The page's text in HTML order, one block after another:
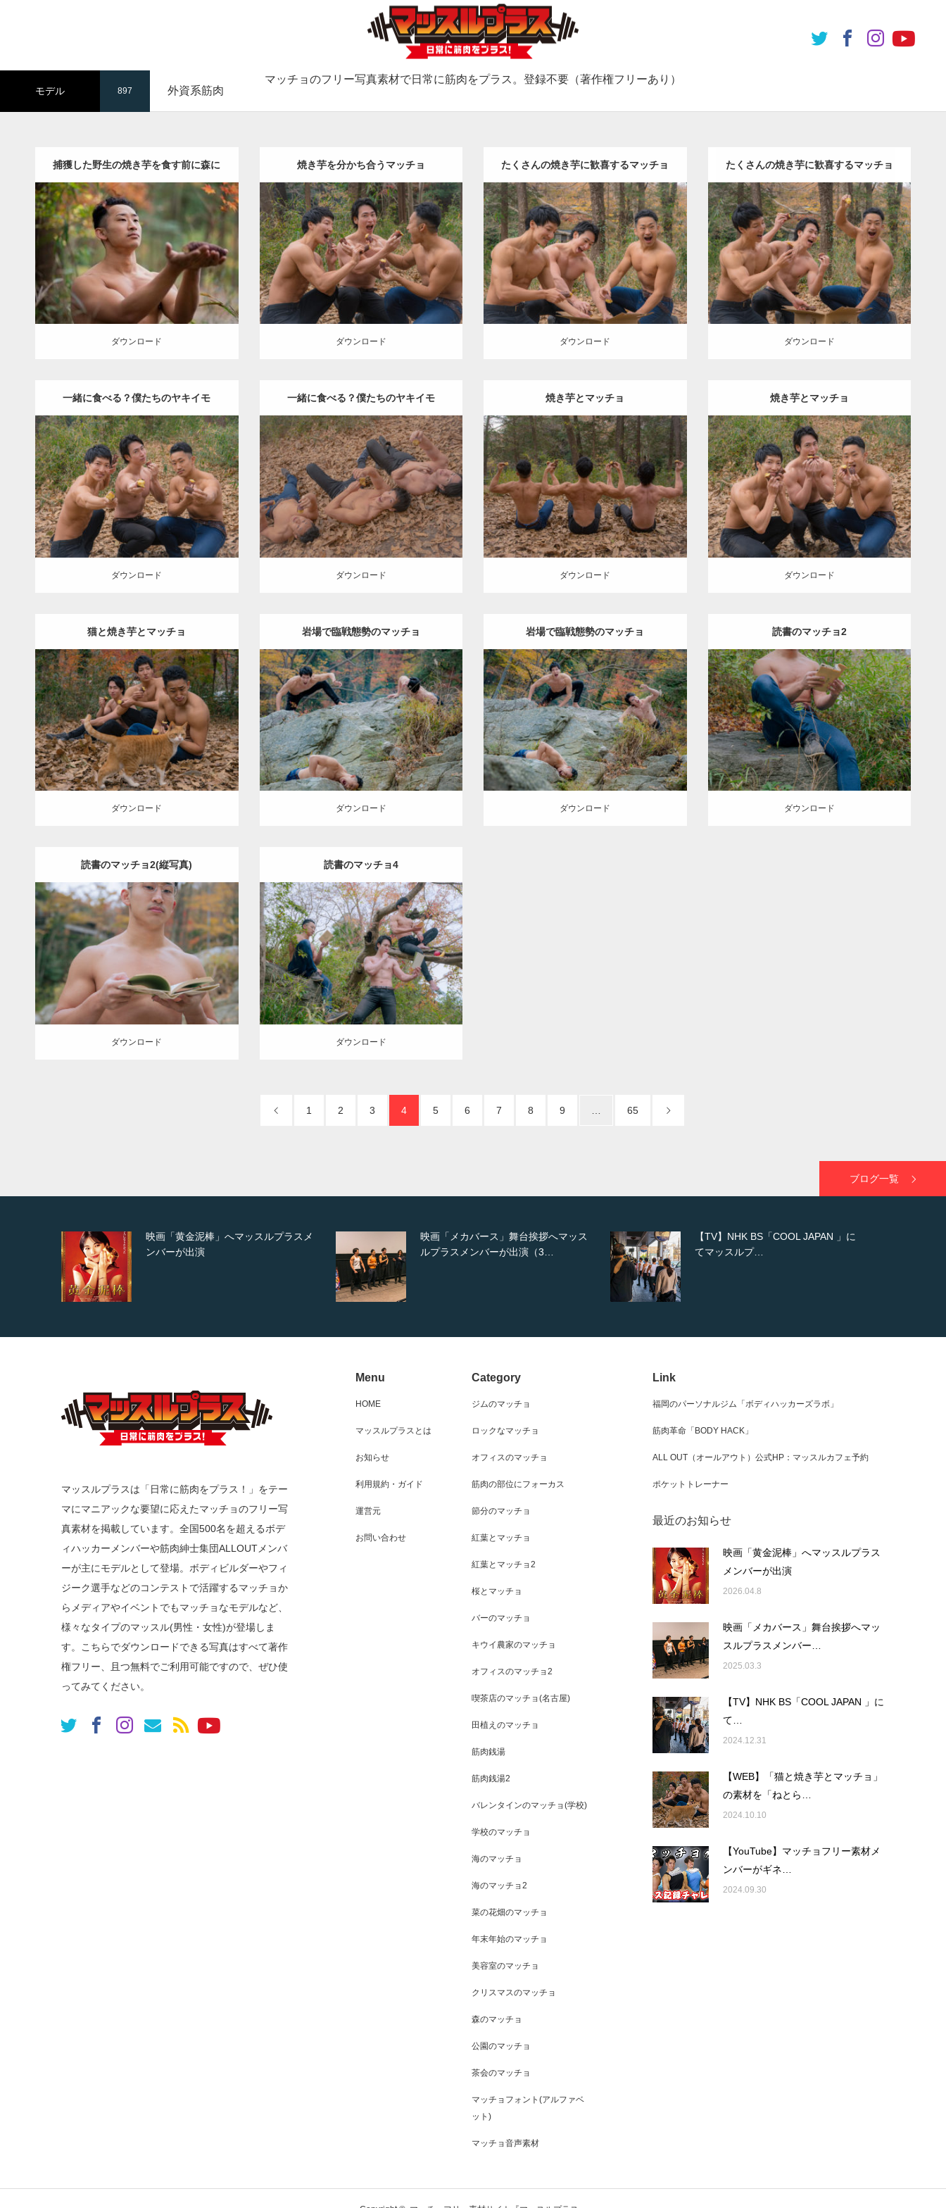
マッチョのフリー写真素材で日常に筋肉をプラス。登録不要（著作権フリーあり）
モデル 897 外資系筋肉
捕獲した野生の焼き芋を食す前に森に
祈りを捧げるマッチョ
Update:2022.01.20
Category:紅葉とマッチョ kaichan
外資
系筋肉
ダウンロード
ダウンロード
焼き芋を分かち合うマッチョ
Update:2022.01.22
Category:紅葉とマッチョ inori
AKIHITO(細マッチョ) SOSUKE 外資系
筋肉 肩 上腕三頭筋
ダウンロード
ダウンロード
たくさんの焼き芋に歓喜するマッチョ
Update:2022.01.19
Category:紅葉とマッチョ inori
AKIHITO(細マッチョ) SOSUKE 外資系
筋肉 上腕二頭筋 肩 腹筋
ダウンロード
ダウンロード
たくさんの焼き芋に歓喜するマッチョ
Update:2022.01.19
Category:紅葉とマッチョ inori
AKIHITO(細マッチョ) SOSUKE 外資系
筋肉 肩
ダウンロード
ダウンロード
一緒に食べる？僕たちのヤキイモ
Update:2022.01.20
Category:inoriAKIHITO(細マッチョ)
SOSUKE 外資系筋肉
ダウンロード
ダウンロード
一緒に食べる？僕たちのヤキイモ
Update:2022.01.20
Category:紅葉とマッチョ inori
SOSUKE
外資系筋肉 AKIHITO(細マッ
チョ)
ダウンロード
ダウンロード
焼き芋とマッチョ
Update:2022.01.20
Category:紅葉とマッチョ inori
AKIHITO(細マッチョ) SOSUKE
外資系
筋肉 背中
ダウンロード
ダウンロード
焼き芋とマッチョ
Update:2022.01.20
Category:紅葉とマッチョ inori
SOSUKE 外資系筋肉 AKIHITO(細マッ
チョ) 上腕二頭筋 肩
ダウンロード
ダウンロード
猫と焼き芋とマッチョ
Update:2022.01.22
Category:紅葉とマッチョ inori
AKIHITO(細マッチョ) SOSUKE 外資系
筋肉
ダウンロード
ダウンロード
岩場で臨戦態勢のマッチョ
Update:2022.01.20
Category:紅葉とマッチョ inori
AKIHITO(細マッチョ) SOSUKE 外資系
筋肉
ダウンロード
ダウンロード
岩場で臨戦態勢のマッチョ
Update:2022.01.20
Category:紅葉とマッチョ inori
AKIHITO(細マッチョ) SOSUKE 外資系
筋肉
ダウンロード
ダウンロード
読書のマッチョ2
Update:2022.01.22
Category: 紅葉とマッチョ inori 外資系
筋肉
ダウンロード
ダウンロード
読書のマッチョ2(縦写真)
Update: 2022.01.22
Category:紅葉とマッチョ inori 外資系
筋肉
ダウンロード
ダウンロード
読書のマッチョ4
Update:2022.01.22
Category:紅葉とマッチョ inori
AKIHITO(細マッチョ) SOSUKE 外資系
筋肉
ダウンロード
ダウンロード
1 2 3 4 5 6 7 8 9 65
ブログ一覧
映画「メカバース」舞台挨拶へマッス
ルプラスメンバーが出演（3…
【TV】NHK BS「COOL JAPAN 」に
てマッスルプ…
【WEB】「猫と焼き芋とマッチョ」
の素材を「ねとらぼ」さんに…
マッスルプラスは「日常に筋肉をプラス！」をテー
マにマニアックな要望に応えたマッチョのフリー写
真素材を掲載しています。全国500名を超えるボデ
ィハッカーメンバーや筋肉紳士集団ALLOUTメンバ
ーが主にモデルとして登場。ボディビルダーやフィ
ジーク選手などのコンテストで活躍するマッチョか
らメディアやイベントでもマッチョなモデルなど、
様々なタイプのマッスル(男性・女性)が登場しま
す。こちらでダウンロードできる写真はすべて著作
権フリー、且つ無料でご利用可能ですので、ぜひ使
ってみてください。
Menu
HOME
マッスルプラスとは
お知らせ
利用規約・ガイド
運営元
お問い合わせ
Category
ジムのマッチョ
ロックなマッチョ
オフィスのマッチョ
筋肉の部位にフォーカス
節分のマッチョ
紅葉とマッチョ
紅葉とマッチョ2
桜とマッチョ
バーのマッチョ
キウイ農家のマッチョ
オフィスのマッチョ2
喫茶店のマッチョ(名古屋)
田植えのマッチョ
筋肉銭湯
筋肉銭湯2
バレンタインのマッチョ(学校)
学校のマッチョ
海のマッチョ
海のマッチョ2
菜の花畑のマッチョ
年末年始のマッチョ
美容室のマッチョ
クリスマスのマッチョ
森のマッチョ
公園のマッチョ
茶会のマッチョ
マッチョフォント(アルファベ
ット)
マッチョ音声素材
Link
福岡のパーソナルジム「ボディハッカーズラボ」
筋肉革命「BODY HACK」
ALL OUT（オールアウト）公式HP：マッスルカフェ予約
ポケットトレーナー
最近のお知らせ
映画「黄金泥棒」へマッスルプラス
メンバーが出演
2026.04.8
映画「メカバース」舞台挨拶へマッ
スルプラスメンバー…
2025.03.3
【TV】NHK BS「COOL JAPAN 」に
て…
2024.12.31
【WEB】「猫と焼き芋とマッチョ」
の素材を「ねとら…
2024.10.10
【YouTube】マッチョフリー素材メ
ンバーがギネ…
2024.09.30